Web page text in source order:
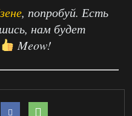
, попробуй. Есть
нам будет
Meow!